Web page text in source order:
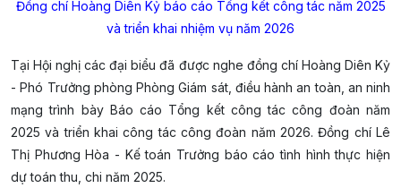
Đồng chí Hoàng Diên Kỷ báo cáo Tổng kết công tác năm 2025
và triển khai nhiệm vụ năm 2026
Tại Hội nghị các đại biểu đã được nghe đồng chí Hoàng Diên Kỷ
- Phó Trưởng phòng Phòng Giám sát, điều hành an toàn, an ninh
mạng trình bày Báo cáo Tổng kết công tác công đoàn năm
2025 và triển khai công tác công đoàn năm 2026. Đồng chí Lê
Thị Phương Hòa - Kế toán Trưởng báo cáo tình hình thực hiện
dự toán thu, chi năm 2025.